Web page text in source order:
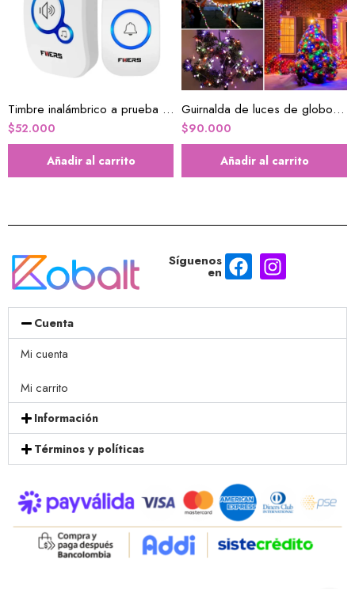
Timbre inalámbrico a prueba de agua
$52.000
Añadir al carrito
Guirnalda de luces de globo a pilas
$90.000
Añadir al carrito
Síguenos
en
Cuenta
Mi cuenta
Mi carrito
Información
Términos y políticas